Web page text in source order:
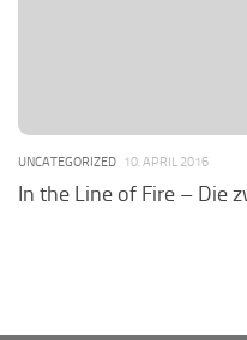
UNCATEGORIZED 10. APRIL 2016
In the Line of Fire – Die